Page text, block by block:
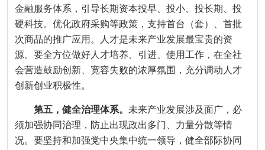
金融服务体系，引导长期资本投早、投小、投长期、投
硬科技。优化政府采购等政策，支持首台（套）、首批
次商品的推广应用。人才是未来产业发展最宝贵的资
源。要全方位做好人才培养、引进、使用工作，在全社
会营造鼓励创新、宽容失败的浓厚氛围，充分调动人才
创新创业积极性。
第五，健全治理体系。 未来产业发展涉及面广，必
须加强协同治理，防止出现政出多门、力量分散等情
况。要坚持和加强党中央集中统一领导，健全部际协同